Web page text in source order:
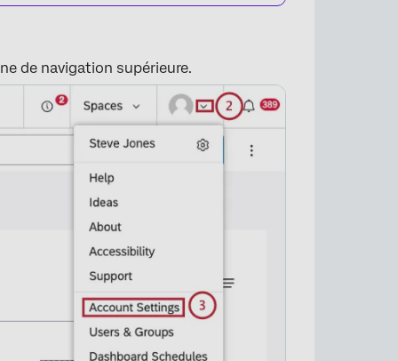
de navigation supérieure.